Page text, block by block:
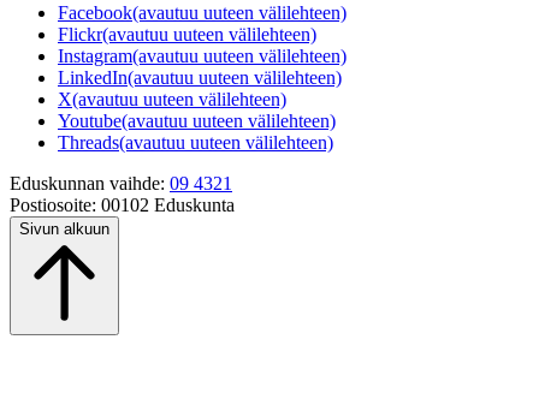
Facebook(avautuu uuteen välilehteen)
Flickr(avautuu uuteen välilehteen)
Instagram(avautuu uuteen välilehteen)
LinkedIn(avautuu uuteen välilehteen)
X(avautuu uuteen välilehteen)
Youtube(avautuu uuteen välilehteen)
Threads(avautuu uuteen välilehteen)
Eduskunnan vaihde: 09 4321
Postiosoite: 00102 Eduskunta
Sivun alkuun